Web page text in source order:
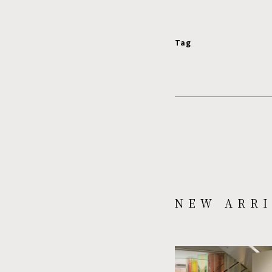
Tag
NEW